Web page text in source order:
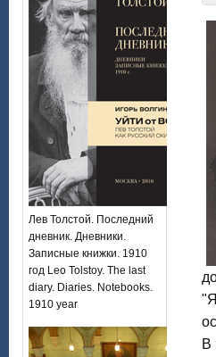
Лев Толстой. Последний
дневник. Дневники.
Записные книжки. 1910
год Leo Tolstoy. The last
diary. Diaries. Notebooks.
1910 year
В